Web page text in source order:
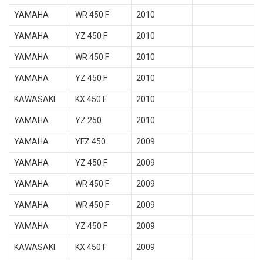
YAMAHA WR 450 F 2010
YAMAHA YZ 450 F 2010
YAMAHA WR 450 F 2010
YAMAHA YZ 450 F 2010
KAWASAKI KX 450 F 2010
YAMAHA YZ 250 2010
YAMAHA YFZ 450 2009
YAMAHA YZ 450 F 2009
YAMAHA WR 450 F 2009
YAMAHA WR 450 F 2009
YAMAHA YZ 450 F 2009
KAWASAKI KX 450 F 2009